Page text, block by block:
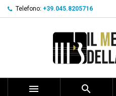
Telefono: +39.045.8205716
 